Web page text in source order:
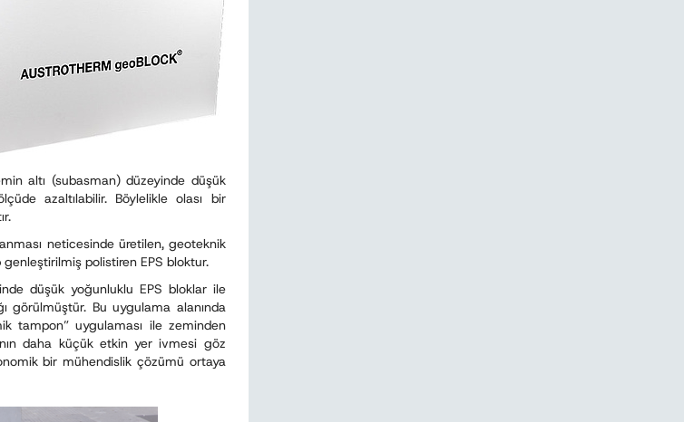
altı (subasman) düzeyinde düşük
azaltılabilir. Böylelikle olası bir
neticesinde üretilen, geoteknik
polistiren EPS bloktur.
düşük yoğunluklu EPS bloklar ile
görülmüştür. Bu uygulama alanında
tampon” uygulaması ile zeminden
daha küçük etkin yer ivmesi göz
bir mühendislik çözümü ortaya